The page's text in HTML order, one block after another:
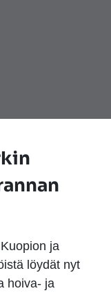
ja
löydät nyt
hoiva- ja